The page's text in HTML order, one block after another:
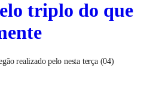
triplo do que
realizado pelo nesta terça (04)